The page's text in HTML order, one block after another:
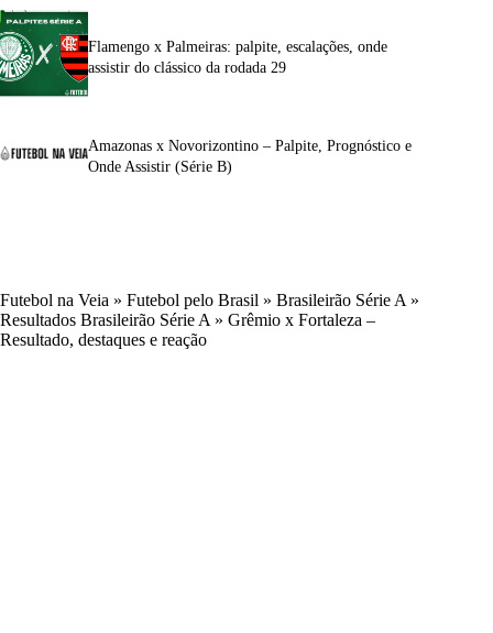
Flamengo x Palmeiras: palpite, escalações, onde
assistir do clássico da rodada 29
Amazonas x Novorizontino – Palpite, Prognóstico e
Onde Assistir (Série B)
Futebol na Veia » Futebol pelo Brasil » Brasileirão Série A »
Resultados Brasileirão Série A » Grêmio x Fortaleza –
Resultado, destaques e reação